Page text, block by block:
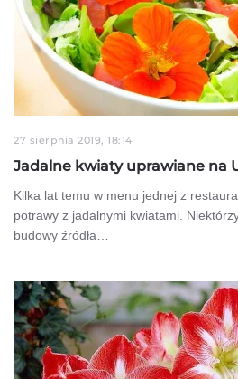
27 sierpnia 2019, 18:14
Jadalne kwiaty uprawiane na
Kilka lat temu w menu jednej z
potrawy z jadalnymi kwiatami.
budowy źródła…